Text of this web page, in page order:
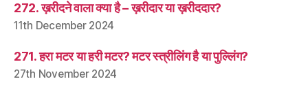
272. ख़रीदने वाला क्या है – ख़रीदार या ख़रीददार?
11th December 2024
271. हरा मटर या हरी मटर? मटर स्त्रीलिंग है या पुल्लिंग?
27th November 2024